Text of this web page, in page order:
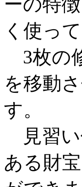
く使っ
3枚の
を移動
す。
見習い
ある財